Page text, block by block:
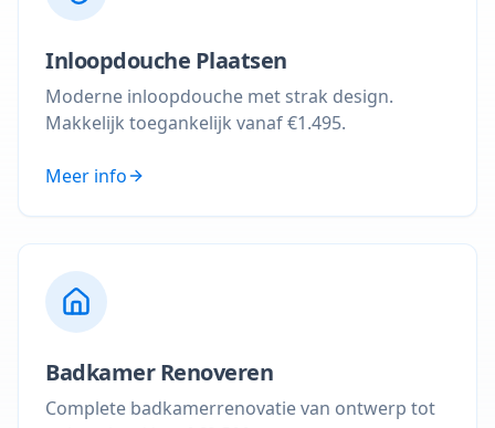
Inloopdouche Plaatsen
Moderne inloopdouche met strak design.
Makkelijk toegankelijk vanaf €1.495.
Meer info
Badkamer Renoveren
Complete badkamerrenovatie van ontwerp tot